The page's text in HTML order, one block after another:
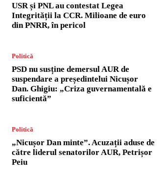
USR și PNL au contestat Legea
Integrității la CCR. Milioane de euro
din PNRR, în pericol
Politică
PSD nu susține demersul AUR de
suspendare a președintelui Nicușor
Dan. Ghigiu: „Criza guvernamentală e
suficientă”
Politică
„Nicușor Dan minte”. Acuzații aduse de
către liderul senatorilor AUR, Petrișor
Peiu